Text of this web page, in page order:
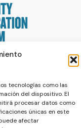
tecnologías como las
del dispositivo. El
procesar datos como
únicas en este
afectar